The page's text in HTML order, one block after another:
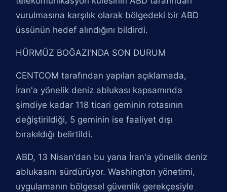
vurulmasına karşılık olarak bölgedeki bir ABD
üssünün hedef alındığını bildirdi.
HÜRMÜZ BOĞAZI'NDA SON DURUM
CENTCOM tarafından yapılan açıklamada,
İran'a yönelik deniz ablukası kapsamında
şimdiye kadar 118 ticari geminin rotasının
değiştirildiği, 5 geminin ise faaliyet dışı
bırakıldığı belirtildi.
ABD, 13 Nisan'dan bu yana İran'a yönelik deniz
ablukasını sürdürüyor. Washington yönetimi,
uygulamanın bölgesel güvenlik gerekçesiyle